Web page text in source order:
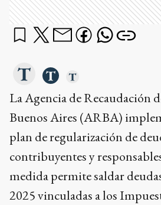
La Agencia de Recaudación
Buenos Aires (ARBA)
plan de regularización de
contribuyentes y
medida permite saldar
2025 vinculadas a los